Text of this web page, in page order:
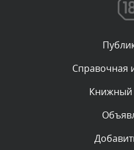
Комментарий
Текст комментария будет
администратором.
Комментарий
администратором.
Справочная
Книжный